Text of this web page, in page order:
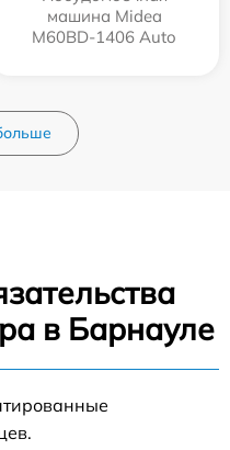
машина Midea
M60BD-1406 Auto
в Барнауле